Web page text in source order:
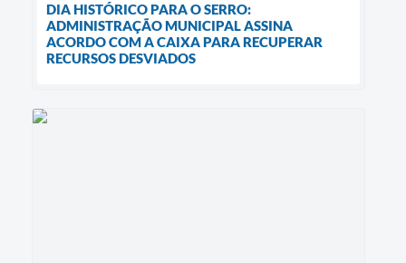
DIA HISTÓRICO PARA O SERRO:
ADMINISTRAÇÃO MUNICIPAL ASSINA
ACORDO COM A CAIXA PARA RECUPERAR
RECURSOS DESVIADOS